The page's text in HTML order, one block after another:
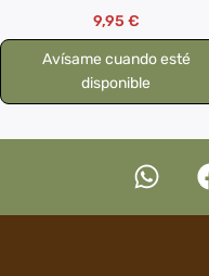
9,95 €
Avísame cuando esté
disponible